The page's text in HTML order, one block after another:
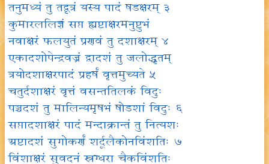
तनुमध्यं तु तद्वृत्रं यस्य पादं षडक्षरम् ३
कुमारललिज्ञं सप्त ह्यष्टाक्षरमनुष्टुभं
नवाक्षरं फलयुतं प्रणवं तु दशाक्षरम् ४
एकादशोपेन्द्रवज्रं द्वादशं तु जलोद्धृतम्
त्रयोदशाक्षरपादं प्रहर्षं वृत्तमुच्यते ५
चतुर्दशाक्षरं वृत्तं वसन्ततिलकं विदुः
पञ्चदशं तु मालिन्यमृषभं षोडशां विदुः ६
सप्तादशाक्षरं पादं मन्दाक्रान्तं तु नित्यशः
अष्टादशं सुगोकर्णं शर्दूलैकोनविंशतिः ७
विंशाक्षरं सुवदनं स्रग्धरा चैकविंशतिः